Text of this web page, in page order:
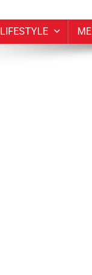
LIFESTYLE